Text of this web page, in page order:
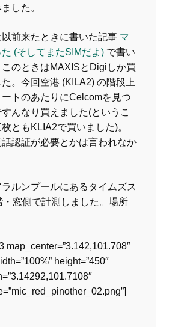
した。
前来たときに書いた記事 マ
(そしてまたSIMだよ) で書い
のときはMAXISとDigiしか買
。今回空港 (KILA2) の階段上
トのあたりにCelcomを見つ
んなり買えました(というこ
ともKLIA2で買いました)。
認証が必要とかは言われなか
ルンプールにあるタイムズス
・窓側で計測しました。場所
map_center=”3.142,101.708″
height=”450″